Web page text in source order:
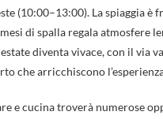
(10:00–13:00). La spiaggia è
di spalla regala atmosfere
diventa vivace, con il via
che arricchiscono
e cucina troverà numerose